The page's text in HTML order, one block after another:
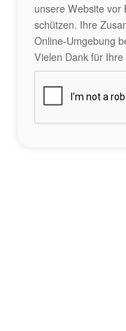
unsere Website vor
schützen. Ihre
Online-Umgebung
Vielen Dank für